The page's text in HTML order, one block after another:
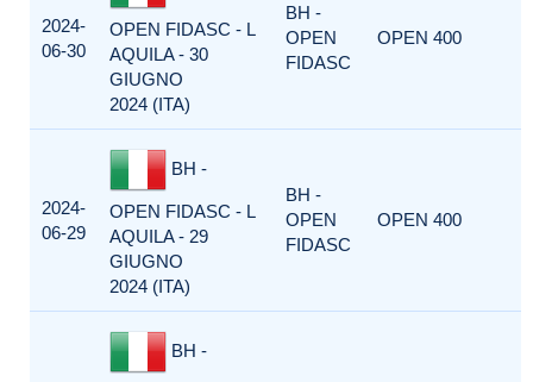
2024-
06-30
OPEN FIDASC - L
AQUILA - 30
GIUGNO
2024 (ITA)
BH -
OPEN
FIDASC
OPEN 400
2024-
06-29
BH -
OPEN FIDASC - L
AQUILA - 29
GIUGNO
2024 (ITA)
BH -
OPEN
FIDASC
OPEN 400
BH -